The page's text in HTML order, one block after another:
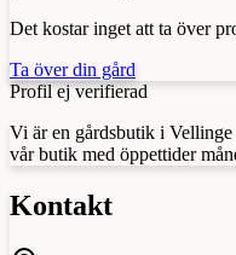
Det kostar inget att ta över
Ta över din gård
Profil ej verifierad
Vi är en gårdsbutik i
vår butik med öppettider
Kontakt